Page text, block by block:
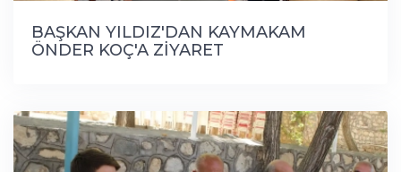
BAŞKAN YILDIZ'DAN KAYMAKAM
ÖNDER KOÇ'A ZİYARET